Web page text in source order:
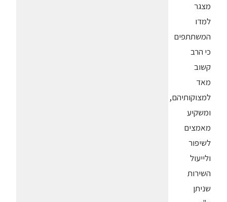
מצגר
למדו
המשתתפים
כי הרב
קשוב
מאד
למצוקותיהם,
ומשקיע
מאמצים
לשיפור
ולייעול
השירות
שניתן